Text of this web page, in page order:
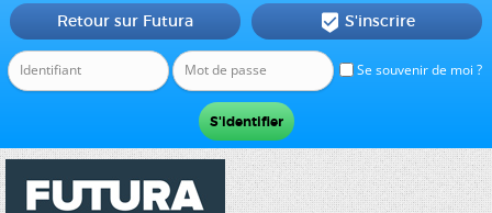
Se souvenir de moi ?
Retour sur Futura  S'inscrire